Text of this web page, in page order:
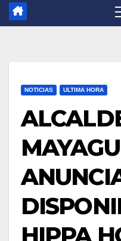
NOTICIAS ULTIMA HORA
HIPPA